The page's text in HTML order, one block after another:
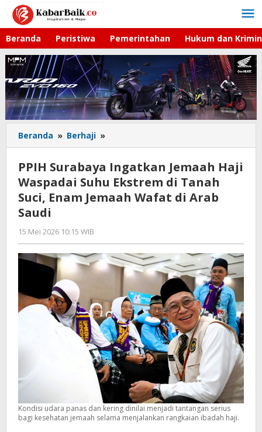
Lewati
konten
Beranda Peristiwa Pemerintahan Hukum dan
Beranda » Berhaji »
Surabaya
Ingatkan
Jemaah
Haji
Waspadai
Tanah
Suci,
Enam
Jemaah
Wafat
di
Arab
Saudi
PPIH Surabaya Ingatkan Jemaah Haji
Waspadai Suhu Ekstrem di Tanah
Suci, Enam Jemaah Wafat di Arab
Saudi
15 Mei 2026 10:15 WIB
Gagah
Saputra
Kondisi udara panas dan kering dinilai menjadi tantangan serius
bagi kesehatan jemaah selama menjalankan rangkaian ibadah haji.